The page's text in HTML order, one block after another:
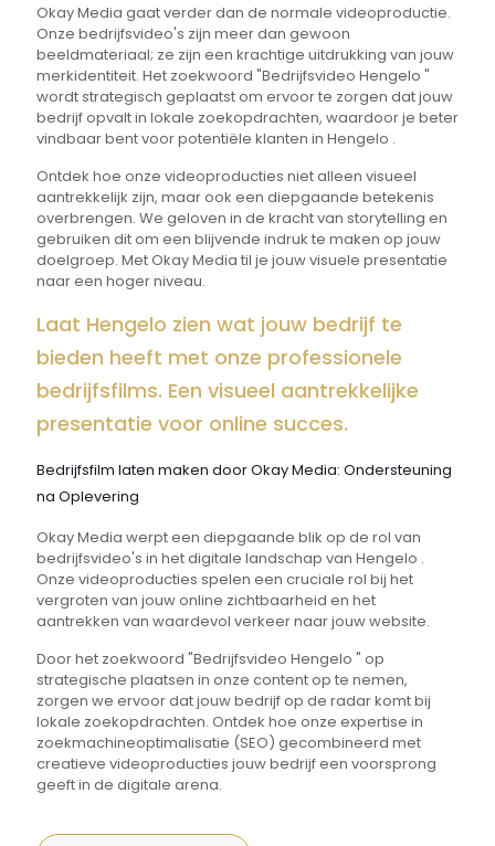
Okay Media gaat verder dan de normale videoproductie.
Onze bedrijfsvideo's zijn meer dan gewoon
beeldmateriaal; ze zijn een krachtige uitdrukking van jouw
merkidentiteit. Het zoekwoord "Bedrijfsvideo Hengelo "
wordt strategisch geplaatst om ervoor te zorgen dat jouw
bedrijf opvalt in lokale zoekopdrachten, waardoor je beter
vindbaar bent voor potentiële klanten in Hengelo .
Ontdek hoe onze videoproducties niet alleen visueel
aantrekkelijk zijn, maar ook een diepgaande betekenis
overbrengen. We geloven in de kracht van storytelling en
gebruiken dit om een blijvende indruk te maken op jouw
doelgroep. Met Okay Media til je jouw visuele presentatie
naar een hoger niveau.
Laat Hengelo zien wat jouw bedrijf te
bieden heeft met onze professionele
bedrijfsfilms. Een visueel aantrekkelijke
presentatie voor online succes.
Bedrijfsfilm laten maken door Okay Media: Ondersteuning
na Oplevering
Okay Media werpt een diepgaande blik op de rol van
bedrijfsvideo's in het digitale landschap van Hengelo .
Onze videoproducties spelen een cruciale rol bij het
vergroten van jouw online zichtbaarheid en het
aantrekken van waardevol verkeer naar jouw website.
Door het zoekwoord "Bedrijfsvideo Hengelo " op
strategische plaatsen in onze content op te nemen,
zorgen we ervoor dat jouw bedrijf op de radar komt bij
lokale zoekopdrachten. Ontdek hoe onze expertise in
zoekmachineoptimalisatie (SEO) gecombineerd met
creatieve videoproducties jouw bedrijf een voorsprong
geeft in de digitale arena.